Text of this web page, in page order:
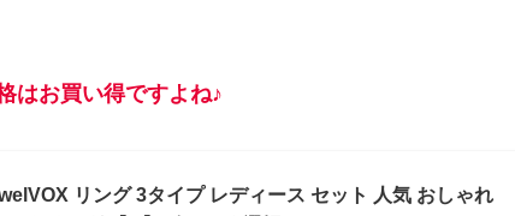
はお買い得ですよね♪
リング 3タイプ レディース セット 人気 おしゃれ